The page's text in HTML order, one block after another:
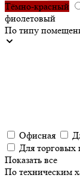
Тёмно-красный
фиолетовый
По типу
Офисная
Для торговых
Показать все
По техническим